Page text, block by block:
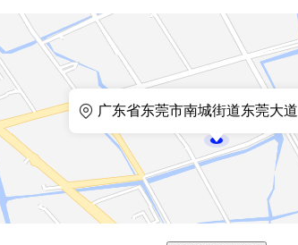
广东省东莞市南城街道东莞大